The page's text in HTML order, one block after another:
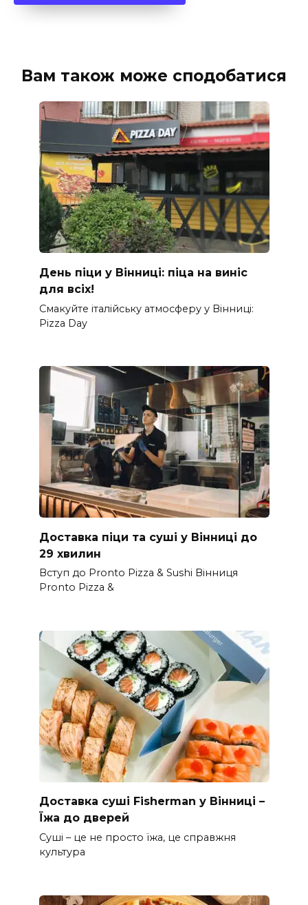
Вам також може сподобатися
День піци у Вінниці: піца на виніс
для всіх!
Смакуйте італійську атмосферу у Вінниці:
Pizza Day
Доставка піци та суші у Вінниці до
29 хвилин
Вступ до Pronto Pizza & Sushi Вінниця
Pronto Pizza &
Доставка суші Fisherman у Вінниці –
Їжа до дверей
Суші – це не просто їжа, це справжня
культура